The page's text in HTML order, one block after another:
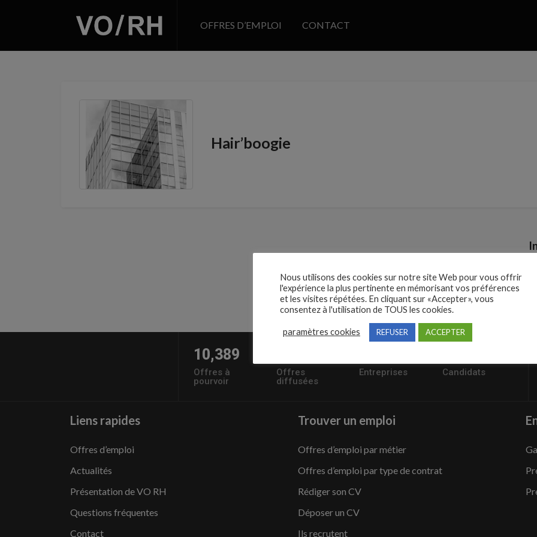
OFFRES D’EMPLOI CONTACT
Hair’boogie
10,389
Offres à
pourvoir
Offres
diffusées
Entreprises Candidats
Liens rapides
Offres d’emploi
Actualités
Présentation de VO RH
Questions fréquentes
Contact
Trouver un emploi
Offres d’emploi par métier
Offres d’emploi par type de contrat
Rédiger son CV
Déposer un CV
Ils recrutent
Nous utilisons des cookies sur notre site Web pour vous offrir
l'expérience la plus pertinente en mémorisant vos préférences
et les visites répétées. En cliquant sur «Accepter», vous
consentez à l'utilisation de TOUS les cookies.
paramètres cookies REFUSER ACCEPTER